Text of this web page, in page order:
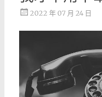
2022 年 07 月 24 日